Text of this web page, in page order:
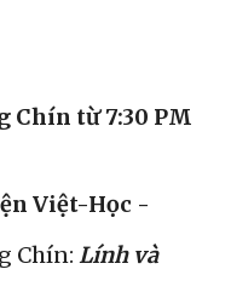
Chín từ 7:30 PM
Việt-Học -
Chín: Lính và